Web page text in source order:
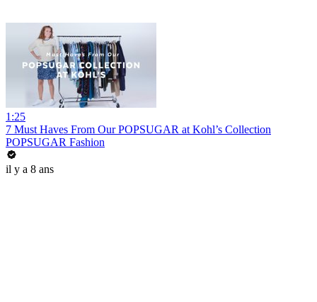
1:25
7 Must Haves From Our POPSUGAR at Kohl’s Collection
POPSUGAR Fashion
il y a 8 ans